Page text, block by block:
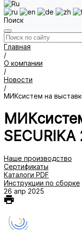
Поиск
Главная
/
О компании
/
Новости
/
МИКсистем на
Наше производство
Сертификаты
Каталоги PDF
Инструкции по сборке
26 апр 2025